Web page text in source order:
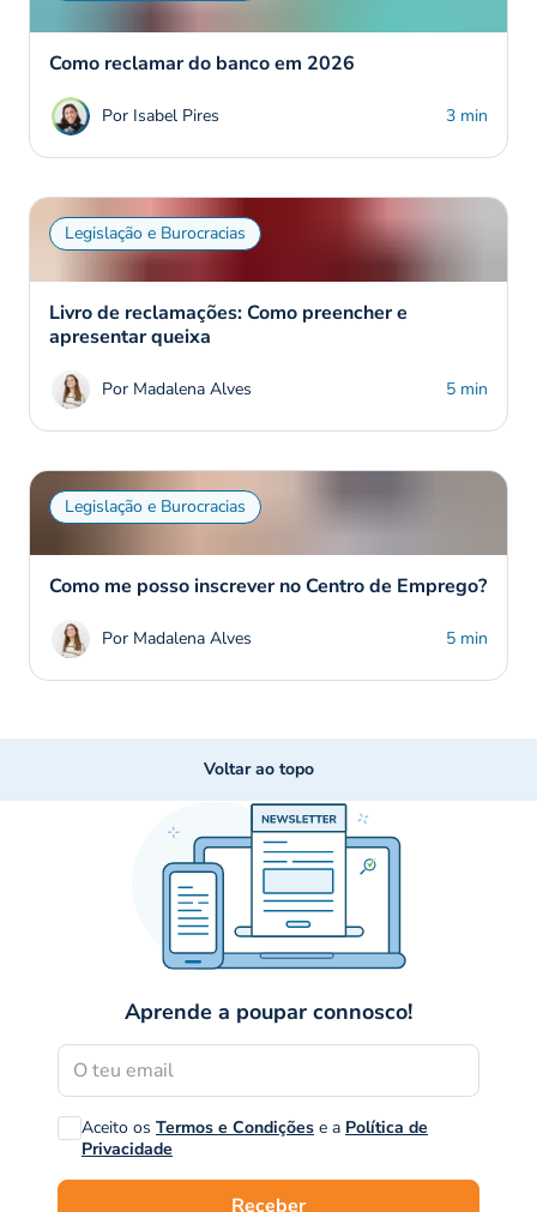
Como reclamar do banco em 2026
Por Isabel Pires 3 min
Legislação e Burocracias
Livro de reclamações: Como preencher e
apresentar queixa
Por Madalena Alves 5 min
Legislação e Burocracias
Como me posso inscrever no Centro de Emprego?
Por Madalena Alves 5 min
Voltar ao topo
Aprende a poupar connosco!
Aceito os Termos e Condições e a Política de
Privacidade
Receber